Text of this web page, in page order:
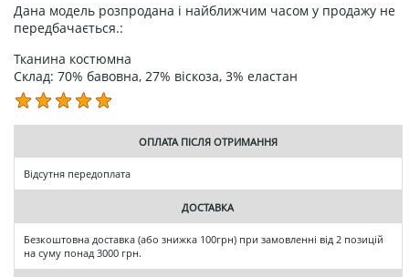
Дана модель розпродана і найближчим часом у продажу не
передбачається.:
Тканина костюмна
Склад: 70% бавовна, 27% віскоза, 3% еластан
ОПЛАТА ПІСЛЯ ОТРИМАННЯ
Відсутня передоплата
ДОСТАВКА
Безкоштовна доставка (або знижка 100грн) при замовленні від 2 позицій
на суму понад 3000 грн.